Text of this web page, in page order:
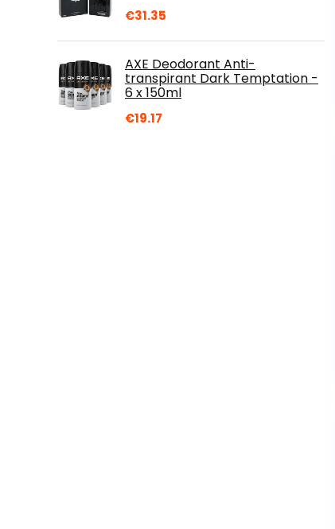
€31.35
AXE Deodorant Anti-
transpirant Dark Temptation -
6 x 150ml
€19.17